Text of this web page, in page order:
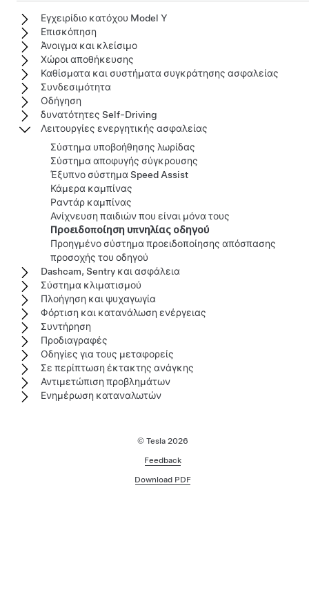
Εγχειρίδιο κατόχου Model Y
Επισκόπηση
Άνοιγμα και κλείσιμο
Χώροι αποθήκευσης
Καθίσματα και συστήματα συγκράτησης ασφαλείας
Συνδεσιμότητα
Οδήγηση
δυνατότητες Self-Driving
Λειτουργίες ενεργητικής ασφαλείας
Σύστημα υποβοήθησης λωρίδας
Σύστημα αποφυγής σύγκρουσης
Έξυπνο σύστημα Speed Assist
Κάμερα καμπίνας
Ραντάρ καμπίνας
Ανίχνευση παιδιών που είναι μόνα τους
Προειδοποίηση υπνηλίας οδηγού
Προηγμένο σύστημα προειδοποίησης απόσπασης
προσοχής του οδηγού
Dashcam, Sentry και ασφάλεια
Σύστημα κλιματισμού
Πλοήγηση και ψυχαγωγία
Φόρτιση και κατανάλωση ενέργειας
Συντήρηση
Προδιαγραφές
Οδηγίες για τους μεταφορείς
Σε περίπτωση έκτακτης ανάγκης
Αντιμετώπιση προβλημάτων
Ενημέρωση καταναλωτών
© Tesla 2026
Feedback
Download PDF